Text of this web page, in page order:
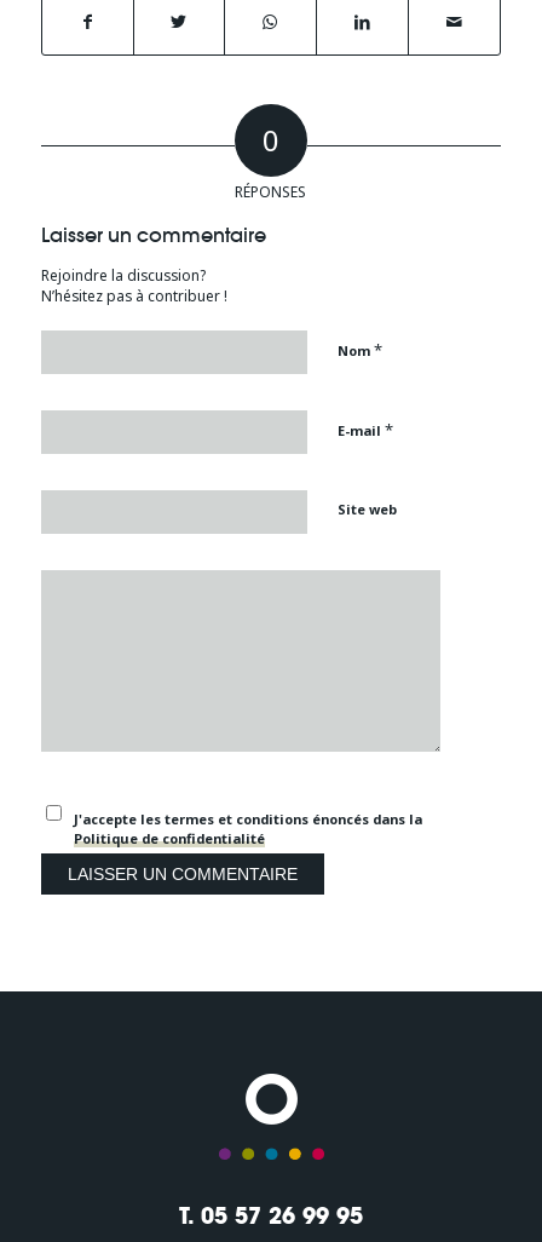
0
RÉPONSES
Laisser un commentaire
Rejoindre la discussion?
N’hésitez pas à contribuer !
Nom *
E-mail *
Site web
J'accepte les termes et conditions énoncés dans la
Politique de confidentialité
T. 05 57 26 99 95